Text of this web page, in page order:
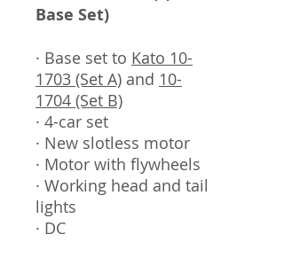
Base Set)
· Base set to Kato 10-
1703 (Set A) and 10-
1704 (Set B)
· 4-car set
· New slotless motor
· Motor with flywheels
· Working head and tail
lights
· DC